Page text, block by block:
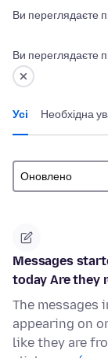
Ви переглядаєте
Ви переглядаєте
Усі Необхідна
Messages
today Are they
The messages
appearing on
like they are